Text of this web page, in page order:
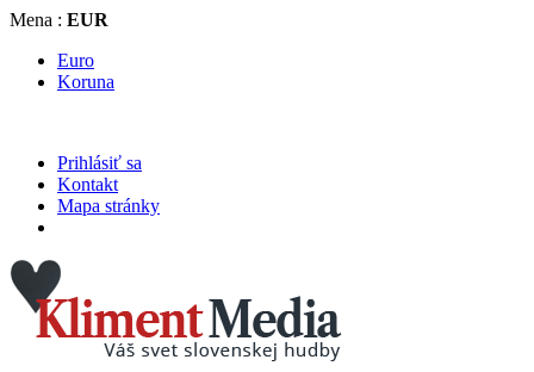
Mena : EUR
Euro
Koruna
Prihlásiť sa
Kontakt
Mapa stránky